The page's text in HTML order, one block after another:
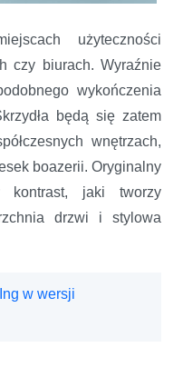
użyteczności
czy biurach. Wyraźnie
wykończenia
będą się zatem
wnętrzach,
boazerii. Oryginalny
kontrast, jaki tworzy
drzwi i stylowa
w wersji